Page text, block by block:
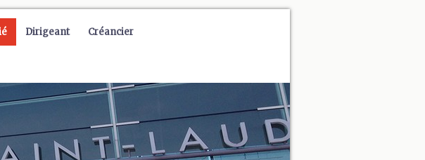
Dirigeant Créancier